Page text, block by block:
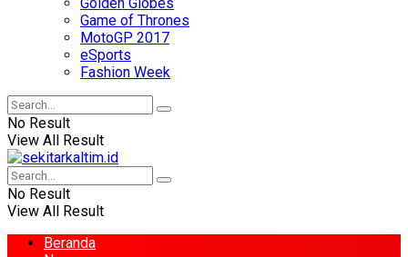
Game of Thrones
MotoGP 2017
eSports
Fashion Week
No Result
View All Result
No Result
View All Result
Beranda